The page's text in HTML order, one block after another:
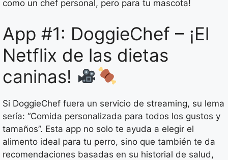
como un chef personal, pero para tu mascota!
App #1: DoggieChef – ¡El
Netflix de las dietas
caninas!
Si DoggieChef fuera un servicio de streaming, su lema
sería: “Comida personalizada para todos los gustos y
tamaños”. Esta app no solo te ayuda a elegir el
alimento ideal para tu perro, sino que también te da
recomendaciones basadas en su historial de salud,